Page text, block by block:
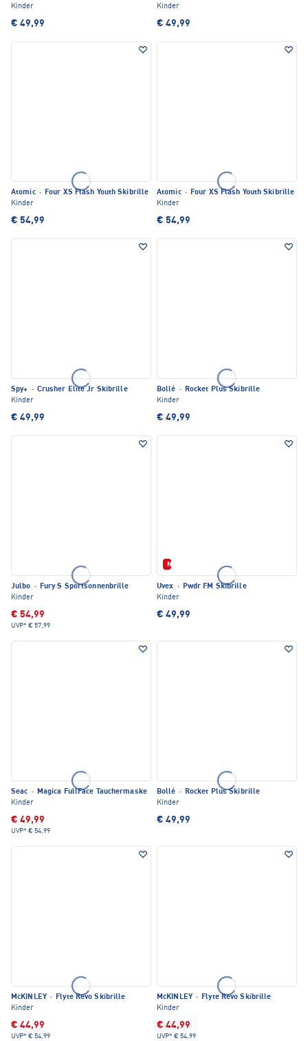
Kinder
€ 49,99
Kinder
€ 49,99
Atomic · Four XS Flash Youth Skibrille
Kinder
€ 54,99
Atomic · Four XS Flash Youth Skibrille
Kinder
€ 54,99
Spy+ · Crusher Elite Jr Skibrille
Kinder
€ 49,99
Bollé · Rocket Plus Skibrille
Kinder
€ 49,99
Julbo · Fury S Sportsonnenbrille
Kinder
€ 54,99
UVP* € 57,99
Neu
Uvex · Pwdr FM Skibrille
Kinder
€ 49,99
Seac · Magica FullFace Tauchermaske
Kinder
€ 49,99
UVP* € 54,99
Bollé · Rocket Plus Skibrille
Kinder
€ 49,99
McKINLEY · Flyte Revo Skibrille
Kinder
€ 44,99
UVP* € 54,99
McKINLEY · Flyte Revo Skibrille
Kinder
€ 44,99
UVP* € 54,99